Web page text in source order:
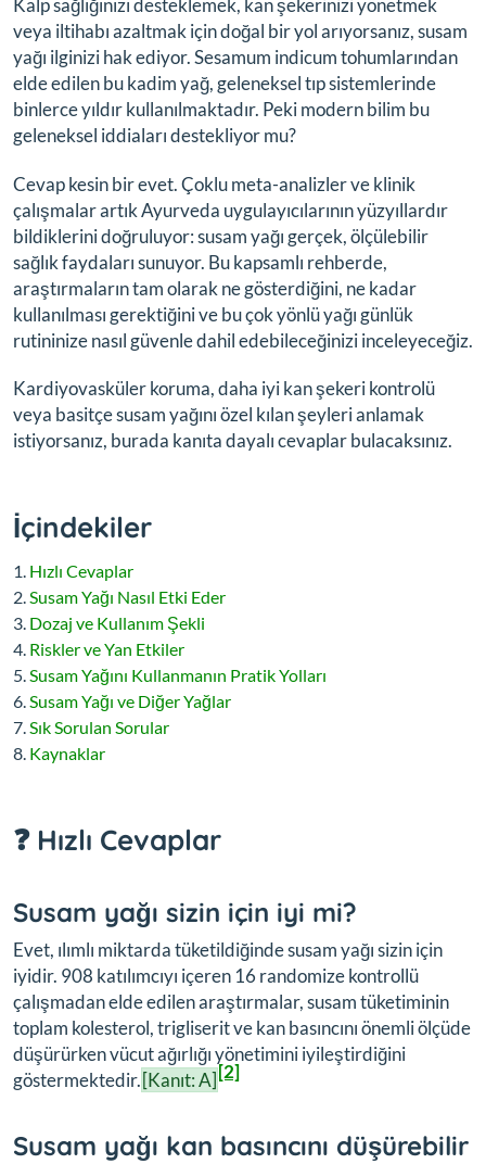
Kalp sağlığınızı desteklemek, kan şekerinizi yönetmek
veya iltihabı azaltmak için doğal bir yol arıyorsanız, susam
yağı ilginizi hak ediyor.Sesamum indicumtohumlarından
elde edilen bu kadim yağ, geleneksel tıp sistemlerinde
binlerce yıldır kullanılmaktadır. Peki modern bilim bu
geleneksel iddiaları destekliyor mu?
Cevap kesin bir evet. Çoklu meta-analizler ve klinik
çalışmalar artık Ayurveda uygulayıcılarının yüzyıllardır
bildiklerini doğruluyor: susam yağı gerçek, ölçülebilir
sağlık faydaları sunuyor. Bu kapsamlı rehberde,
araştırmaların tam olarak ne gösterdiğini, ne kadar
kullanılması gerektiğini ve bu çok yönlü yağı günlük
rutininize nasıl güvenle dahil edebileceğinizi inceleyeceğiz.
Kardiyovasküler koruma, daha iyi kan şekeri kontrolü
veya basitçe susam yağını özel kılan şeyleri anlamak
istiyorsanız, burada kanıta dayalı cevaplar bulacaksınız.
İçindekiler
Hızlı Cevaplar
Susam Yağı Nasıl Etki Eder
Dozaj ve Kullanım Şekli
Riskler ve Yan Etkiler
Susam Yağını Kullanmanın Pratik Yolları
Susam Yağı ve Diğer Yağlar
Sık Sorulan Sorular
Kaynaklar
❓ Hızlı Cevaplar
Susam yağı sizin için iyi mi?
Evet, ılımlı miktarda tüketildiğinde susam yağı sizin için
iyidir. 908 katılımcıyı içeren 16 randomize kontrollü
çalışmadan elde edilen araştırmalar, susam tüketiminin
toplam kolesterol, trigliserit ve kan basıncını önemli ölçüde
düşürürken vücut ağırlığı yönetimini iyileştirdiğini
göstermektedir.[Kanıt: A][2]
Susam yağı kan basıncını düşürebilir